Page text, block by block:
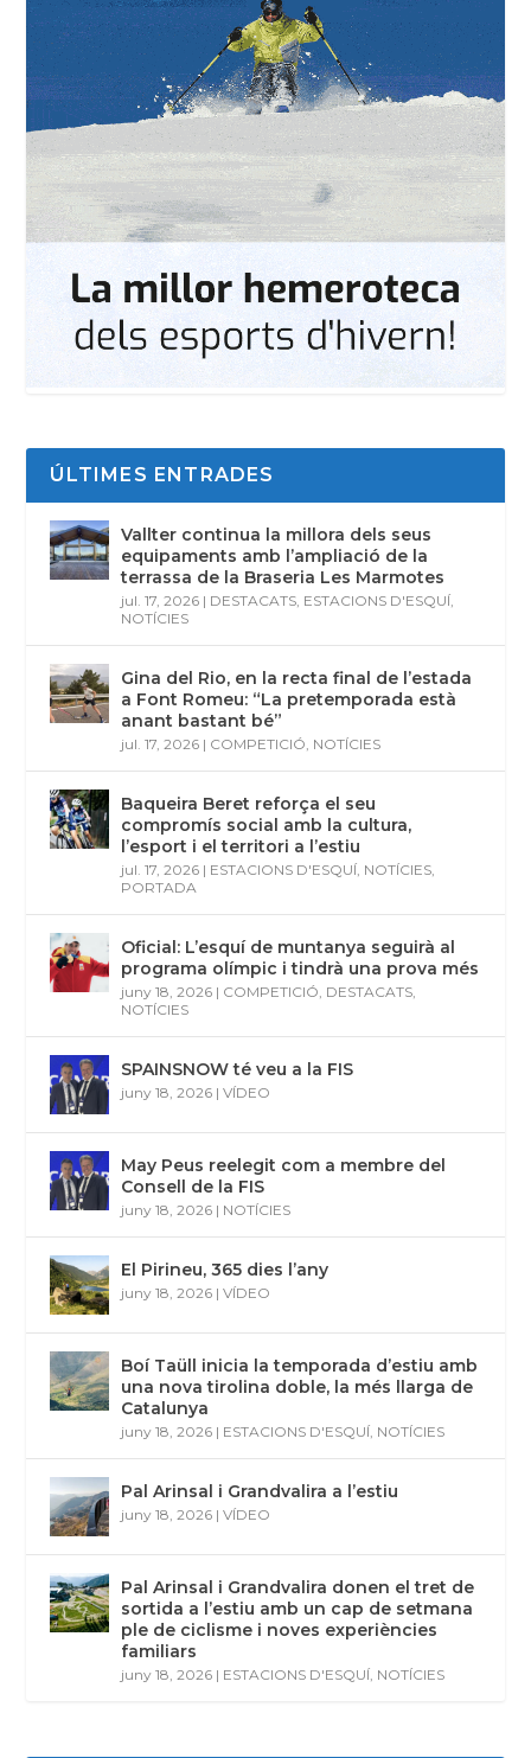
ÚLTIMES ENTRADES
Vallter continua la millora dels seus
equipaments amb l’ampliació de la
terrassa de la Braseria Les Marmotes
jul. 17, 2026 | DESTACATS, ESTACIONS D'ESQUÍ,
NOTÍCIES
Gina del Rio, en la recta final de l’estada
a Font Romeu: “La pretemporada està
anant bastant bé”
jul. 17, 2026 | COMPETICIÓ, NOTÍCIES
Baqueira Beret reforça el seu
compromís social amb la cultura,
l’esport i el territori a l’estiu
jul. 17, 2026 | ESTACIONS D'ESQUÍ, NOTÍCIES,
PORTADA
Oficial: L’esquí de muntanya seguirà al
programa olímpic i tindrà una prova més
juny 18, 2026 | COMPETICIÓ, DESTACATS,
NOTÍCIES
SPAINSNOW té veu a la FIS
juny 18, 2026 |VÍDEO
May Peus reelegit com a membre del
Consell de la FIS
juny 18, 2026 | NOTÍCIES
El Pirineu, 365 dies l’any
juny 18, 2026 |VÍDEO
Boí Taüll inicia la temporada d’estiu amb
una nova tirolina doble, la més llarga de
Catalunya
juny 18, 2026 | ESTACIONS D'ESQUÍ, NOTÍCIES
Pal Arinsal i Grandvalira a l’estiu
juny 18, 2026 |VÍDEO
Pal Arinsal i Grandvalira donen el tret de
sortida a l’estiu amb un cap de setmana
ple de ciclisme i noves experiències
familiars
juny 18, 2026 | ESTACIONS D'ESQUÍ, NOTÍCIES